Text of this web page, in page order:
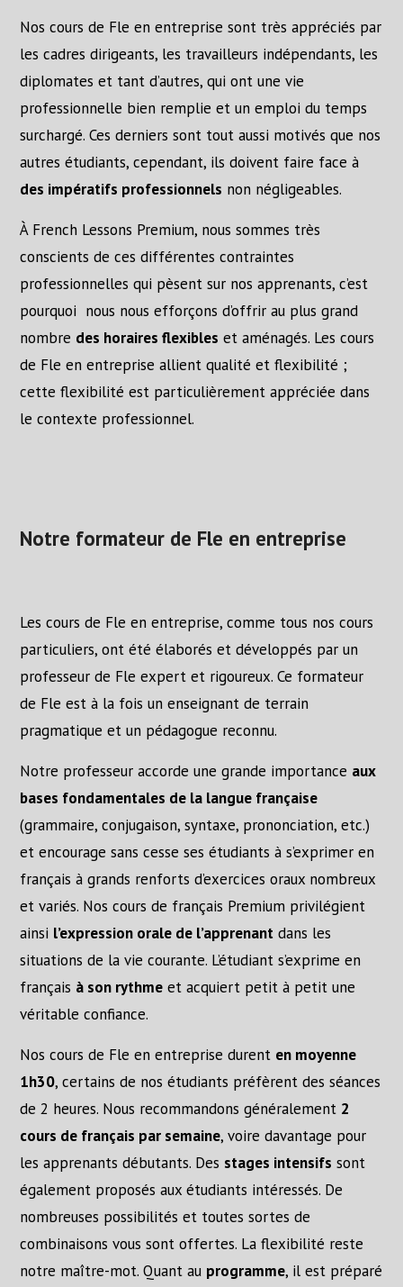
Nos cours de Fle en entreprise sont très appréciés par
les cadres dirigeants, les travailleurs indépendants, les
diplomates et tant d’autres, qui ont une vie
professionnelle bien remplie et un emploi du temps
surchargé. Ces derniers sont tout aussi motivés que nos
autres étudiants, cependant, ils doivent faire face à
des impératifs professionnels non négligeables.
À French Lessons Premium, nous sommes très
conscients de ces différentes contraintes
professionnelles qui pèsent sur nos apprenants, c’est
pourquoi nous nous efforçons d’offrir au plus grand
nombre des horaires flexibles et aménagés. Les cours
de Fle en entreprise allient qualité et flexibilité ;
cette flexibilité est particulièrement appréciée dans
le contexte professionnel.
Notre formateur de Fle en entreprise
Les cours de Fle en entreprise, comme tous nos cours
particuliers, ont été élaborés et développés par un
professeur de Fle expert et rigoureux. Ce formateur
de Fle est à la fois un enseignant de terrain
pragmatique et un pédagogue reconnu.
Notre professeur accorde une grande importance aux
bases fondamentales de la langue française
(grammaire, conjugaison, syntaxe, prononciation, etc.)
et encourage sans cesse ses étudiants à s’exprimer en
français à grands renforts d’exercices oraux nombreux
et variés. Nos cours de français Premium privilégient
ainsi l’expression orale de l’apprenant dans les
situations de la vie courante. L’étudiant s’exprime en
français à son rythme et acquiert petit à petit une
véritable confiance.
Nos cours de Fle en entreprise durent en moyenne
1h30, certains de nos étudiants préfèrent des séances
de 2 heures. Nous recommandons généralement 2
cours de français par semaine, voire davantage pour
les apprenants débutants. Des stages intensifs sont
également proposés aux étudiants intéressés. De
nombreuses possibilités et toutes sortes de
combinaisons vous sont offertes. La flexibilité reste
notre maître-mot. Quant au programme, il est préparé